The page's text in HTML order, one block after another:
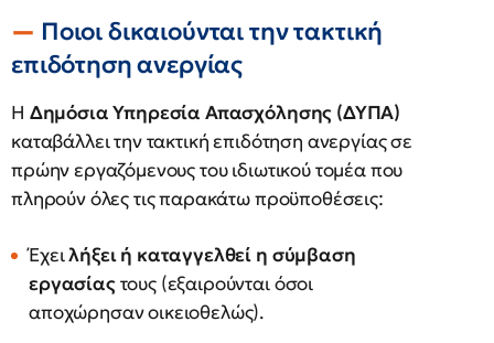
Ποιοι δικαιούνται την τακτική
επιδότηση ανεργίας
Η Δημόσια Υπηρεσία Απασχόλησης (ΔΥΠΑ)
καταβάλλει την τακτική επιδότηση ανεργίας σε
πρώην εργαζόμενους του ιδιωτικού τομέα που
πληρούν όλες τις παρακάτω προϋποθέσεις:
Έχειλήξει ή καταγγελθεί η σύμβαση
εργασίαςτους (εξαιρούνται όσοι
αποχώρησαν οικειοθελώς).